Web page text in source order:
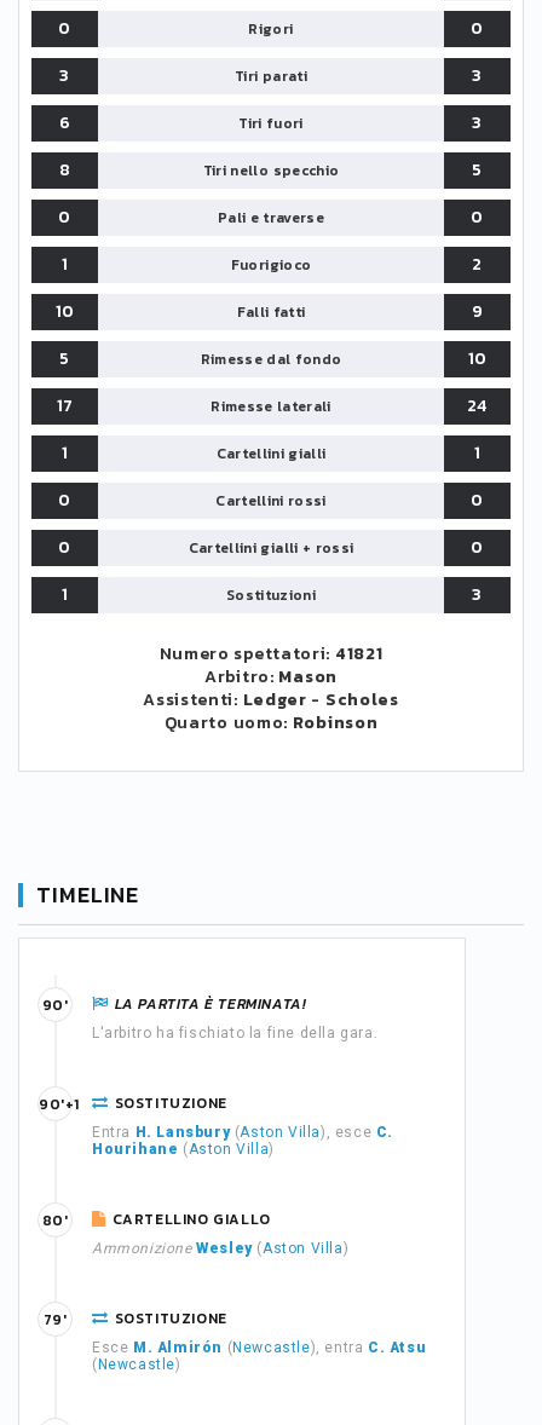
0
Rigori
0
3
Tiri parati
3
6
Tiri fuori
3
8
Tiri nello specchio
5
0
Pali e traverse
0
1
Fuorigioco
2
10
Falli fatti
9
5
Rimesse dal fondo
10
17
Rimesse laterali
24
1
Cartellini gialli
1
0
Cartellini rossi
0
0
Cartellini gialli + rossi
0
1
Sostituzioni 3
Numero spettatori: 41821
Arbitro: Mason
Assistenti: Ledger - Scholes
Quarto uomo: Robinson
TIMELINE
LA PARTITA È TERMINATA!
L'arbitro ha fischiato la fine della gara.
90'
SOSTITUZIONE
Entra H. Lansbury(Aston Villa), esce C.
Hourihane (Aston Villa)
90'+1
CARTELLINO GIALLO
Ammonizione Wesley(Aston Villa)
80'
SOSTITUZIONE
Esce M. Almirón ( Newcastle), entra C. Atsu
( Newcastle)
79'